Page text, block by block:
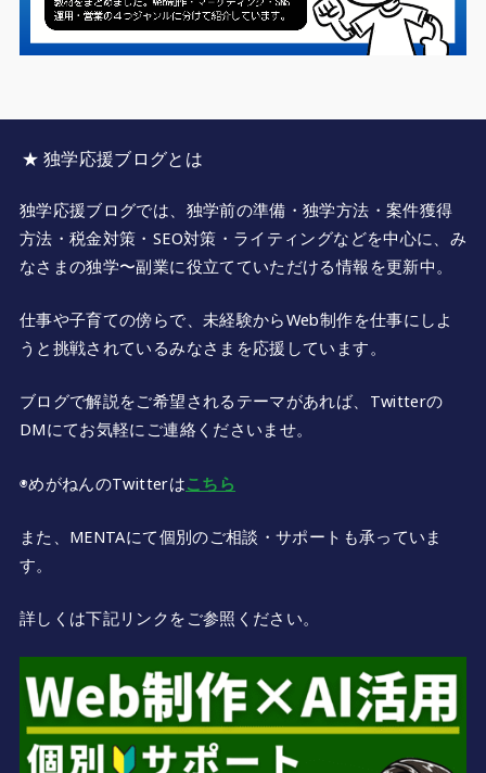
★ 独学応援ブログとは
独学応援ブログでは、独学前の準備・独学方法・案件獲得
方法・税金対策・SEO対策・ライティングなどを中心に、み
なさまの独学〜副業に役立てていただける情報を更新中。
仕事や子育ての傍らで、未経験からWeb制作を仕事にしよ
うと挑戦されているみなさまを応援しています。
ブログで解説をご希望されるテーマがあれば、Twitterの
DMにてお気軽にご連絡くださいませ。
◉めがねんのTwitterはこちら
また、MENTAにて個別のご相談・サポートも承っていま
す。
詳しくは下記リンクをご参照ください。